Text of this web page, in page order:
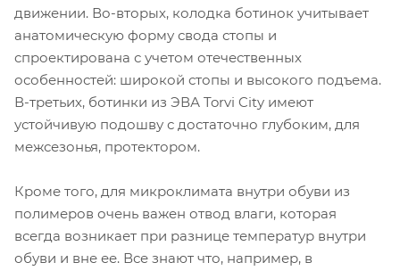
движении. Во-вторых, колодка ботинок учитывает
анатомическую форму свода стопы и
спроектирована с учетом отечественных
особенностей: широкой стопы и высокого подъема.
В-третьих, ботинки из ЭВА Torvi City имеют
устойчивую подошву с достаточно глубоким, для
межсезонья, протектором.
Кроме того, для микроклимата внутри обуви из
полимеров очень важен отвод влаги, которая
всегда возникает при разнице температур внутри
обуви и вне ее. Все знают что, например, в